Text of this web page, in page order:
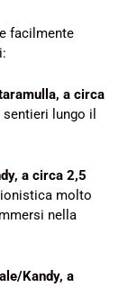
facilmente
a circa
lungo il
a circa 2,5
molto
nella
Kandy, a